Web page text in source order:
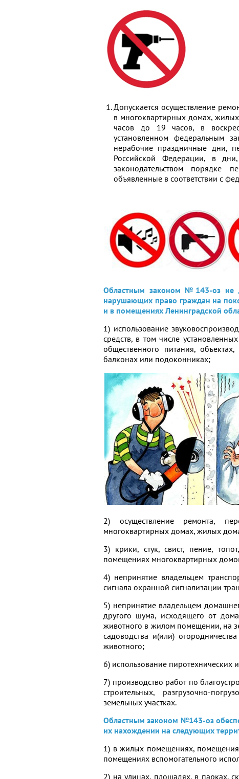
Допускается осуществление
в многоквартирных домах,
часов до 19 часов, в
установленном федеральным
нерабочие праздничные дни,
Российской Федерации, в
законодательством
объявленные в соответствии с
Областным законом №143-оз не
нарушающих право граждан на
и в помещениях Ленинградской
1) использование
средств, в том числе
общественного питания,
балконах или подоконниках;
2) осуществление ремонта,
многоквартирных домах, жилых
3) крики, стук, свист, пение,
помещениях многоквартирных
4) непринятие владельцем
сигнала охранной сигнализации
5) непринятие владельцем
другого шума, исходящего от
животного в жилом помещении, на
садоводства и(или)
животного;
6) использование пиротехнических
7) производство работ по
строительных, разгрузочно-
земельных участках.
Областным законом №143-оз
их нахождении на следующих
1) в жилых помещениях,
помещениях вспомогательного
2) на улицах, площадях, в парках,